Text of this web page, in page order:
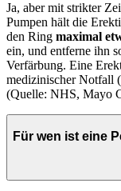
Ja, aber mit strikter
Pumpen hält die
den Ring maximal
ein, und entferne ihn
Verfärbung. Eine
medizinischer Notfall
(Quelle: NHS, Mayo
Für wen ist eine